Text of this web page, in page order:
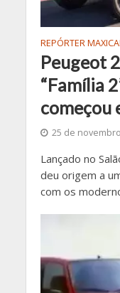
REPÓRTER
Peugeot
“Família
começou
25 de
Lançado no
deu origem a
com os